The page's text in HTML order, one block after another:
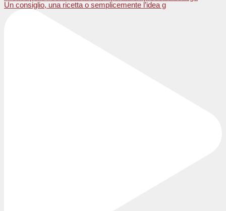
Un consiglio, una ricetta o semplicemente l’idea g